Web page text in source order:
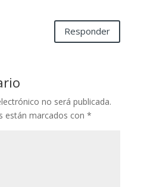
Responder
no será publicada.
están marcados con *